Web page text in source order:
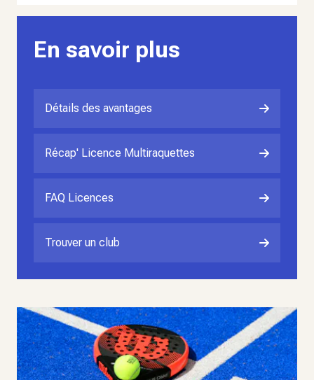
En savoir plus
Détails des avantages
Récap' Licence Multiraquettes
FAQ Licences
Trouver un club